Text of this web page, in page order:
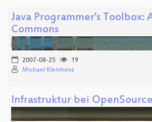
Java Programmer's Toolbox:
Commons
2007-08-25
19
Michael Kleinhenz
Infrastruktur bei